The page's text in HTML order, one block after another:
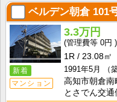
ベルデン朝倉101
新着
マンション
3.3万円
0円
1R
23.08㎡
1991年5月
（
高知市朝倉南
とさでん交